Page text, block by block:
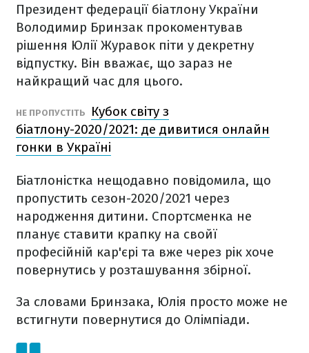
Президент федерації біатлону України
Володимир Бринзак прокоментував
рішення Юлії Журавок піти у декретну
відпустку. Він вважає, що зараз не
найкращий час для цього.
НЕ ПРОПУСТІТЬ
Кубок світу з
біатлону-2020/2021: де дивитися онлайн
гонки в Україні
Біатлоністка нещодавно повідомила, що
пропустить сезон-2020/2021 через
народження дитини. Спортсменка не
планує ставити крапку на свойї
професійній кар'єрі та вже через рік хоче
повернутись у розташування збірної.
За словами Бринзака, Юлія просто може не
встигнути повернутися до Олімпіади.